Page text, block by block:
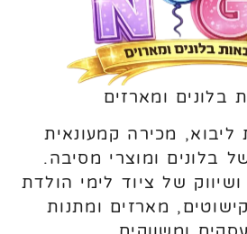
בלונים ומארזים
ליבוא, מכירה קמעונאית
בלונים ומוצרי מסיבה.
של ציוד לימי הולדת
מארזים ומתנות